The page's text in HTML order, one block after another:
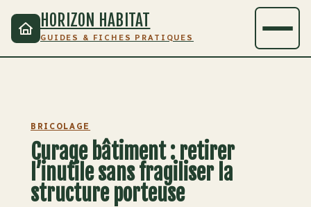
HORIZON HABITAT
GUIDES & FICHES PRATIQUES
BRICOLAGE
Curage bâtiment : retirer
l’inutile sans fragiliser la
structure porteuse